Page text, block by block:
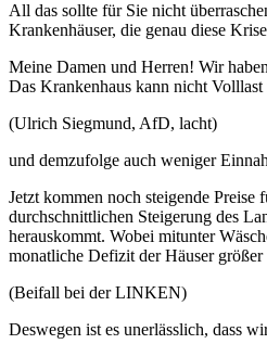
All das sollte für Sie nicht
Krankenhäuser, die genau diese
Meine Damen und Herren! Wir
Das Krankenhaus kann nicht
(Ulrich Siegmund, AfD, lacht)
und demzufolge auch weniger
Jetzt kommen noch steigende
durchschnittlichen Steigerung des
herauskommt. Wobei mitunter
monatliche Defizit der Häuser
(Beifall bei der LINKEN)
Deswegen ist es unerlässlich, dass